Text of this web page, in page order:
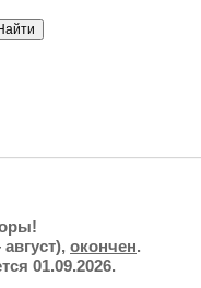
окончен.
01.09.2026.